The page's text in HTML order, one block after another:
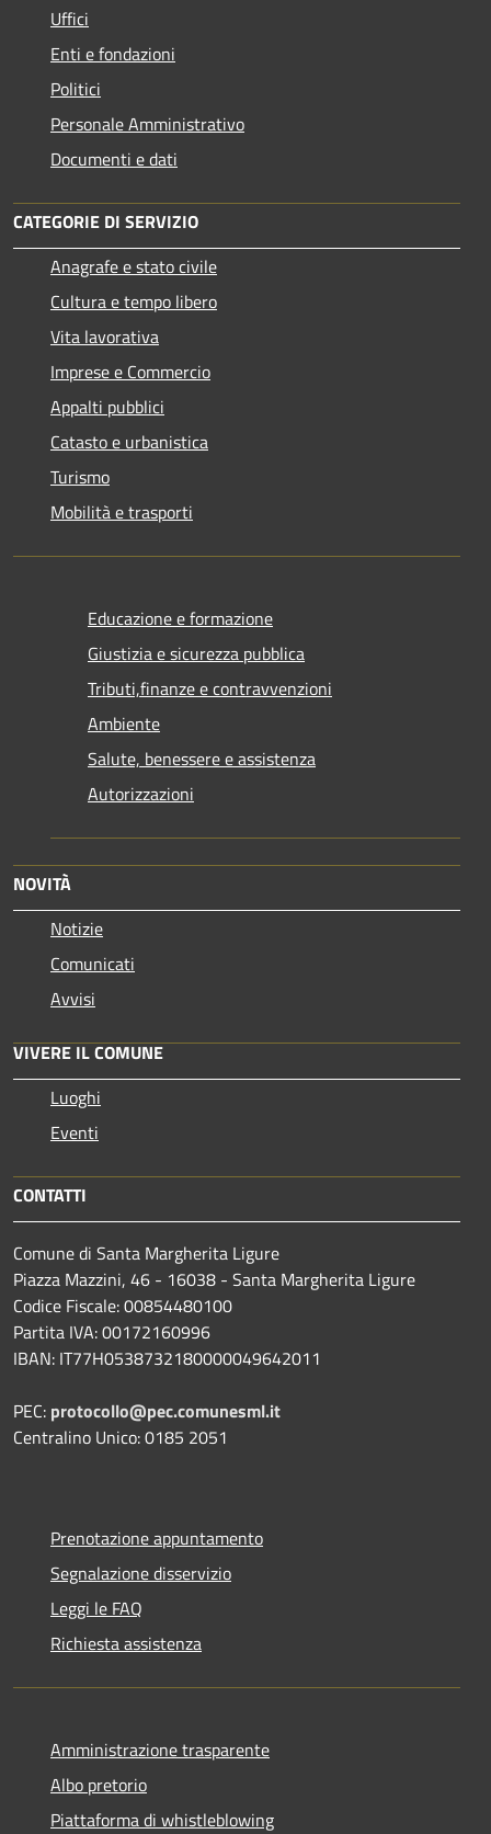
Uffici
Enti e fondazioni
Politici
Personale Amministrativo
Documenti e dati
CATEGORIE DI SERVIZIO
Anagrafe e stato civile
Cultura e tempo libero
Vita lavorativa
Imprese e Commercio
Appalti pubblici
Catasto e urbanistica
Turismo
Mobilità e trasporti
Educazione e formazione
Giustizia e sicurezza pubblica
Tributi,finanze e contravvenzioni
Ambiente
Salute, benessere e assistenza
Autorizzazioni
NOVITÀ
Notizie
Comunicati
Avvisi
VIVERE IL COMUNE
Luoghi
Eventi
CONTATTI
Comune di Santa Margherita Ligure
Piazza Mazzini, 46 - 16038 - Santa Margherita Ligure
Codice Fiscale: 00854480100
Partita IVA: 00172160996
IBAN: IT77H0538732180000049642011
PEC: protocollo@pec.comunesml.it
Centralino Unico: 0185 2051
Prenotazione appuntamento
Segnalazione disservizio
Leggi le FAQ
Richiesta assistenza
Amministrazione trasparente
Albo pretorio
Piattaforma di whistleblowing